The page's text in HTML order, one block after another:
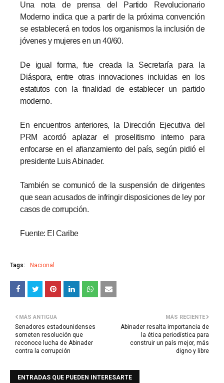
Una nota de prensa del Partido Revolucionario
Moderno indica que a partir de la próxima convención
se establecerá en todos los organismos la inclusión de
jóvenes y mujeres en un 40/60.
De igual forma, fue creada la Secretaría para la
Diáspora, entre otras innovaciones incluidas en los
estatutos con la finalidad de establecer un partido
moderno.
En encuentros anteriores, la Dirección Ejecutiva del
PRM acordó aplazar el proselitismo interno para
enfocarse en el afianzamiento del país, según pidió el
presidente Luis Abinader.
También se comunicó de la suspensión de dirigentes
que sean acusados de infringir disposiciones de ley por
casos de corrupción.
Fuente: El Caribe
Tags: Nacional
MÁS RECIENTE
Abinader resalta importancia de
la ética periodística para
construir un país mejor, más
digno y libre
MÁS ANTIGUA
Senadores estadounidenses
someten resolución que
reconoce lucha de Abinader
contra la corrupción
ENTRADAS QUE PUEDEN INTERESARTE